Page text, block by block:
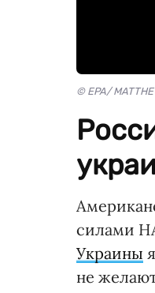
© EPA/
силами
Украины
не